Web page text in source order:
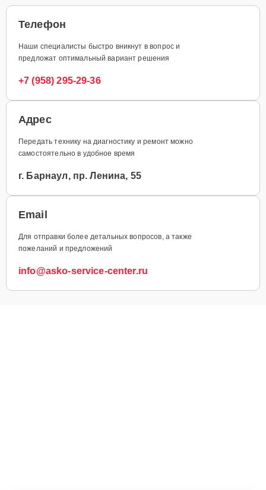
Телефон
Наши специалисты быстро вникнут в вопрос и
предложат оптимальный вариант решения
+7 (958) 295-29-36
Адрес
Передать технику на диагностику и ремонт можно
самостоятельно в удобное время
г. Барнаул, пр. Ленина, 55
Email
Для отправки более детальных вопросов, а также
пожеланий и предложений
info@asko-service-center.ru